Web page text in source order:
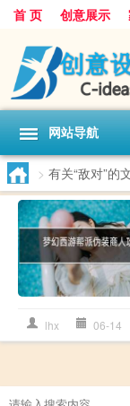
首 页 创意展示
网站导航
> 有关“敌对”的
lhx 06-14